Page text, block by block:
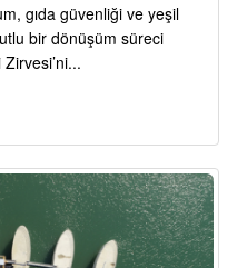
gıda güvenliği ve yeşil
bir dönüşüm süreci